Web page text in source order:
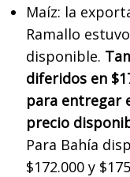
Maíz: la
Ramallo
disponible.
diferidos en
para entregar
precio
Para Bahía
$172.000 y